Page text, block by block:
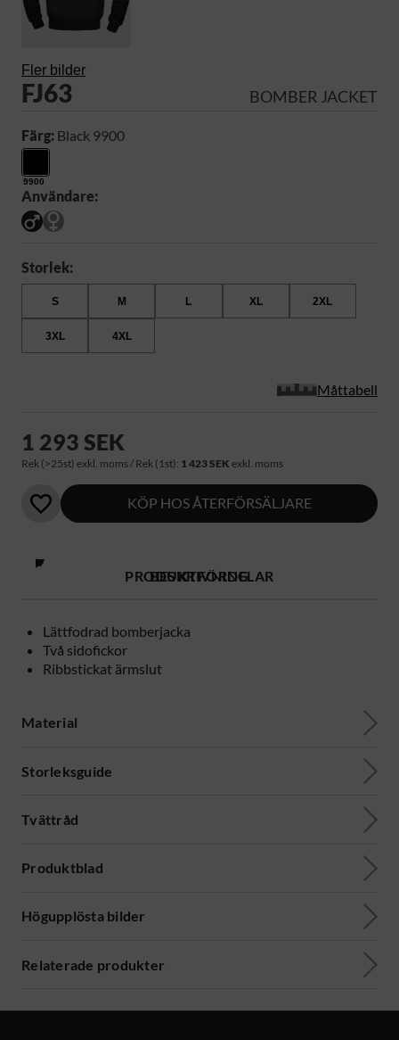
Fler bilder
FJ63 BOMBER JACKET
Färg: Black 9900
9900
Användare:
Storlek:
S M L XL 2XL
3XL 4XL
Måttabell
1 293 SEK
Rek (>25st) exkl. moms / Rek (1st): 1 423 SEK exkl. moms
KÖP HOS ÅTERFÖRSÄLJARE
PRODUKTFÖRDELAR
Lättfodrad bomberjacka
Två sidofickor
Ribbstickat ärmslut
BESKRIVNING
Material
Storleksguide
Tvättråd
Produktblad
Högupplösta bilder
Relaterade produkter